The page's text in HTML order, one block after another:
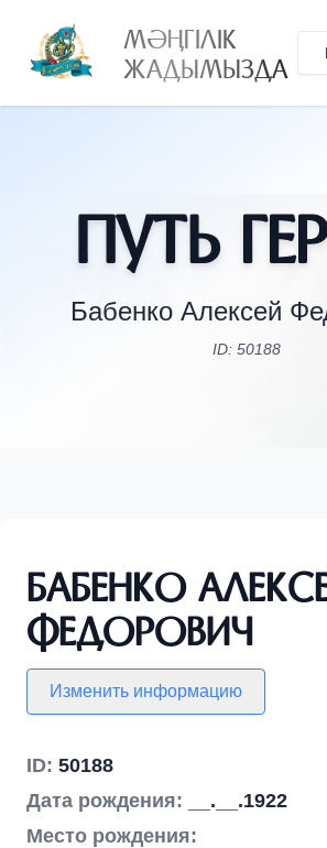
МӘҢГІЛІК
ЖАДЫМЫЗДА
Путь
Бабенко Алексей
ID: 50188
Бабенко
Федорович
Изменить информацию
ID: 50188
Дата рождения:
__.__.1922
Место рождения: